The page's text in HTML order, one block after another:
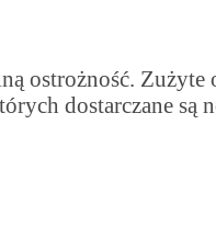
ostrożność.
dostarczane są